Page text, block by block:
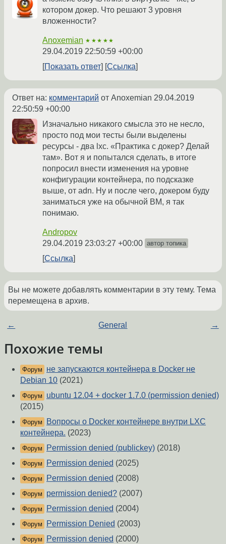
котором докер. Что решают 3 уровня
вложенности?
Anoxemian ★★★★★
29.04.2019 22:50:59 +00:00
Показать ответ
Ссылка
Ответ на: комментарий от Anoxemian 29.04.2019
22:50:59 +00:00
Изначально никакого смысла это не несло,
просто под мои тесты были выделены
ресурсы - два lxc. «Практика с докер? Делай
там». Вот я и попытался сделать, в итоге
попросил внести изменения на уровне
конфигурации контейнера, по подсказке
выше, от adn. Ну и после чего, докером буду
заниматься уже на обычной ВМ, я так
понимаю.
Andropov
29.04.2019 23:03:27 +00:00 автор топика
Ссылка
Вы не можете добавлять комментарии в эту тему. Тема
перемещена в архив.
← General →
Похожие темы
Форум
не запускаются контейнера в Docker не
Debian 10 (2021)
Форум
ubuntu 12.04 + docker 1.7.0 (permission denied)
(2015)
Форум
Вопросы о Docker контейнере внутри LXC
контейнера. (2023)
Форум Permission denied (publickey) (2018)
Форум Permission denied (2025)
Форум Permission denied (2008)
Форум permission denied? (2007)
Форум Permission denied (2004)
Форум Permission Denied (2003)
Форум Permission denied (2000)